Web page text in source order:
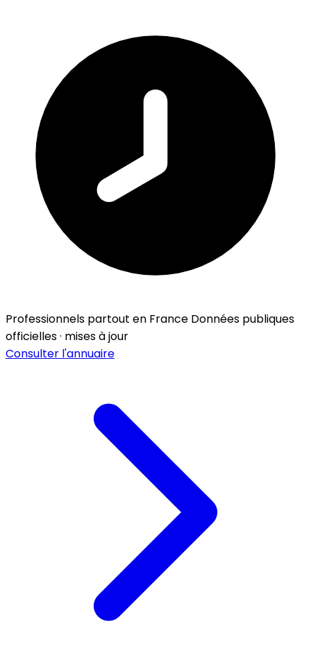
Professionnels partout en France Données publiques
officielles · mises à jour
Consulter l'annuaire